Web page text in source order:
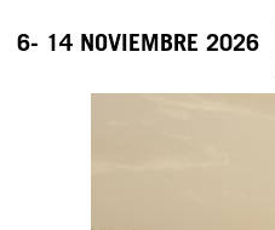
6- 14 NOVIEMBRE 2026